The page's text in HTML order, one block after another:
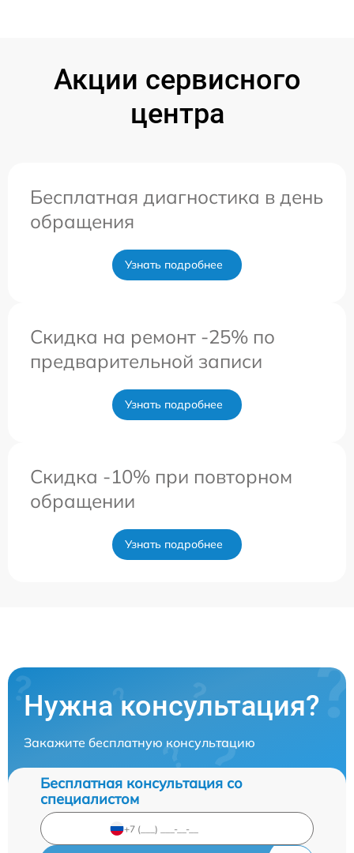
Акции сервисного
центра
Бесплатная диагностика в день
обращения
Узнать подробнее
Скидка на ремонт -25% по
предварительной записи
Узнать подробнее
Скидка -10% при повторном
обращении
Узнать подробнее
Нужна консультация?
Закажите бесплатную консультацию
Бесплатная консультация со
специалистом